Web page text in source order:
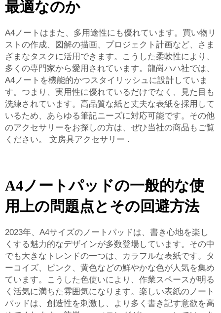
最適なのか
A4ノートはまた、多用途性にも優れています。買い物リ
ストの作成、図解の描画、プロジェクト計画など、さま
ざまなタスクに活用できます。こうした柔軟性により、
多くの専門家から愛用されています。龍崗ハハ社では、
A4ノートを機能的かつスタイリッシュに設計していま
す。つまり、実用性に優れているだけでなく、見た目も
洗練されています。高品質な紙と丈夫な表紙を採用して
いるため、あらゆる筆記ニーズに対応可能です。その他
のアクセサリーをお探しの方は、ぜひ当社の商品もご覧
ください。 文房具アクセサリー .
A4ノートパッドの一般的な使
用上の問題点とその回避方法
2023年、A4サイズのノートパッドは、書き心地を楽し
くする魅力的なデザインが多数登場しています。その中
でも大きなトレンドの一つは、カラフルな表紙です。タ
ーコイズ、ピンク、黄色などの鮮やかな色が人気を集め
ています。こうした色使いにより、作業スペースが明る
く活気に満ちた雰囲気になります。楽しい表紙のノート
パッドは、創造性を刺激し、より多く書き記す意欲を高